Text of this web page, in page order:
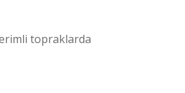
topraklarda